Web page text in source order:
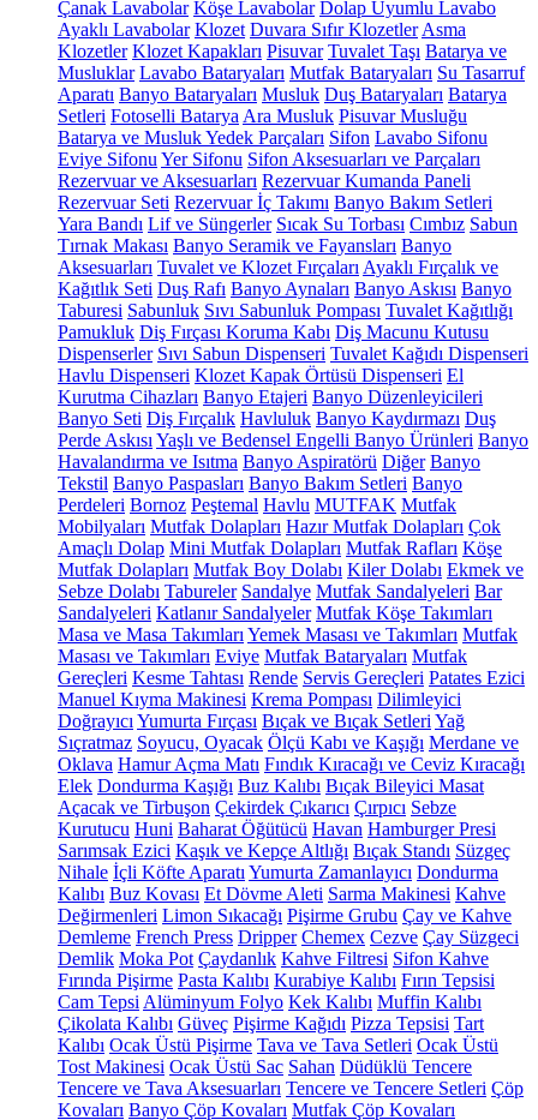
Çanak Lavabolar Köşe Lavabolar Dolap Uyumlu Lavabo
Ayaklı Lavabolar Klozet Duvara Sıfır Klozetler Asma
Klozetler Klozet Kapakları Pisuvar Tuvalet Taşı Batarya ve
Musluklar Lavabo Bataryaları Mutfak Bataryaları Su Tasarruf
Aparatı Banyo Bataryaları Musluk Duş Bataryaları Batarya
Setleri Fotoselli Batarya Ara Musluk Pisuvar Musluğu
Batarya ve Musluk Yedek Parçaları Sifon Lavabo Sifonu
Eviye Sifonu Yer Sifonu Sifon Aksesuarları ve Parçaları
Rezervuar ve Aksesuarları Rezervuar Kumanda Paneli
Rezervuar Seti Rezervuar İç Takımı Banyo Bakım Setleri
Yara Bandı Lif ve Süngerler Sıcak Su Torbası Cımbız Sabun
Tırnak Makası Banyo Seramik ve Fayansları Banyo
Aksesuarları Tuvalet ve Klozet Fırçaları Ayaklı Fırçalık ve
Kağıtlık Seti Duş Rafı Banyo Aynaları Banyo Askısı Banyo
Taburesi Sabunluk Sıvı Sabunluk Pompası Tuvalet Kağıtlığı
Pamukluk Diş Fırçası Koruma Kabı Diş Macunu Kutusu
Dispenserler Sıvı Sabun Dispenseri Tuvalet Kağıdı Dispenseri
Havlu Dispenseri Klozet Kapak Örtüsü Dispenseri El
Kurutma Cihazları Banyo Etajeri Banyo Düzenleyicileri
Banyo Seti Diş Fırçalık Havluluk Banyo Kaydırmazı Duş
Perde Askısı Yaşlı ve Bedensel Engelli Banyo Ürünleri Banyo
Havalandırma ve Isıtma Banyo Aspiratörü Diğer Banyo
Tekstil Banyo Paspasları Banyo Bakım Setleri Banyo
Perdeleri Bornoz Peştemal Havlu MUTFAK Mutfak
Mobilyaları Mutfak Dolapları Hazır Mutfak Dolapları Çok
Amaçlı Dolap Mini Mutfak Dolapları Mutfak Rafları Köşe
Mutfak Dolapları Mutfak Boy Dolabı Kiler Dolabı Ekmek ve
Sebze Dolabı Tabureler Sandalye Mutfak Sandalyeleri Bar
Sandalyeleri Katlanır Sandalyeler Mutfak Köşe Takımları
Masa ve Masa Takımları Yemek Masası ve Takımları Mutfak
Masası ve Takımları Eviye Mutfak Bataryaları Mutfak
Gereçleri Kesme Tahtası Rende Servis Gereçleri Patates Ezici
Manuel Kıyma Makinesi Krema Pompası Dilimleyici
Doğrayıcı Yumurta Fırçası Bıçak ve Bıçak Setleri Yağ
Sıçratmaz Soyucu, Oyacak Ölçü Kabı ve Kaşığı Merdane ve
Oklava Hamur Açma Matı Fındık Kıracağı ve Ceviz Kıracağı
Elek Dondurma Kaşığı Buz Kalıbı Bıçak Bileyici Masat
Açacak ve Tirbuşon Çekirdek Çıkarıcı Çırpıcı Sebze
Kurutucu Huni Baharat Öğütücü Havan Hamburger Presi
Sarımsak Ezici Kaşık ve Kepçe Altlığı Bıçak Standı Süzgeç
Nihale İçli Köfte Aparatı Yumurta Zamanlayıcı Dondurma
Kalıbı Buz Kovası Et Dövme Aleti Sarma Makinesi Kahve
Değirmenleri Limon Sıkacağı Pişirme Grubu Çay ve Kahve
Demleme French Press Dripper Chemex Cezve Çay Süzgeci
Demlik Moka Pot Çaydanlık Kahve Filtresi Sifon Kahve
Fırında Pişirme Pasta Kalıbı Kurabiye Kalıbı Fırın Tepsisi
Cam Tepsi Alüminyum Folyo Kek Kalıbı Muffin Kalıbı
Çikolata Kalıbı Güveç Pişirme Kağıdı Pizza Tepsisi Tart
Kalıbı Ocak Üstü Pişirme Tava ve Tava Setleri Ocak Üstü
Tost Makinesi Ocak Üstü Sac Sahan Düdüklü Tencere
Tencere ve Tava Aksesuarları Tencere ve Tencere Setleri Çöp
Kovaları Banyo Çöp Kovaları Mutfak Çöp Kovaları